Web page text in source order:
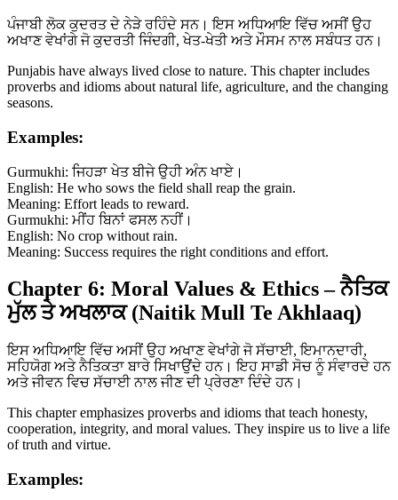
ਪੰਜਾਬੀ ਲੋਕ ਕੁਦਰਤ ਦੇ ਨੇੜੇ ਰਹਿੰਦੇ ਸਨ। ਇਸ ਅਧਿਆਇ ਵਿੱਚ ਅਸੀਂ ਉਹ
ਅਖਾਣ ਵੇਖਾਂਗੇ ਜੋ ਕੁਦਰਤੀ ਜਿੰਦਗੀ, ਖੇਤ-ਖੇਤੀ ਅਤੇ ਮੌਸਮ ਨਾਲ ਸਬੰਧਤ ਹਨ।
Punjabis have always lived close to nature. This chapter includes
proverbs and idioms about natural life, agriculture, and the changing
seasons.
Examples:
Gurmukhi: ਜਿਹੜਾ ਖੇਤ ਬੀਜੇ ਉਹੀ ਅੰਨ ਖਾਏ।
English: He who sows the field shall reap the grain.
Meaning: Effort leads to reward.
Gurmukhi: ਮੀਂਹ ਬਿਨਾਂ ਫਸਲ ਨਹੀਂ।
English: No crop without rain.
Meaning: Success requires the right conditions and effort.
Chapter 6: Moral Values & Ethics – ਨੈਤਿਕ
ਮੁੱਲ ਤੇ ਅਖਲਾਕ (Naitik Mull Te Akhlaaq)
ਇਸ ਅਧਿਆਇ ਵਿੱਚ ਅਸੀਂ ਉਹ ਅਖਾਣ ਵੇਖਾਂਗੇ ਜੋ ਸੱਚਾਈ, ਇਮਾਨਦਾਰੀ,
ਸਹਿਯੋਗ ਅਤੇ ਨੈਤਿਕਤਾ ਬਾਰੇ ਸਿਖਾਉਂਦੇ ਹਨ। ਇਹ ਸਾਡੀ ਸੋਚ ਨੂੰ ਸੰਵਾਰਦੇ ਹਨ
ਅਤੇ ਜੀਵਨ ਵਿਚ ਸੱਚਾਈ ਨਾਲ ਜੀਣ ਦੀ ਪ੍ਰੇਰਣਾ ਦਿੰਦੇ ਹਨ।
This chapter emphasizes proverbs and idioms that teach honesty,
cooperation, integrity, and moral values. They inspire us to live a life
of truth and virtue.
Examples: